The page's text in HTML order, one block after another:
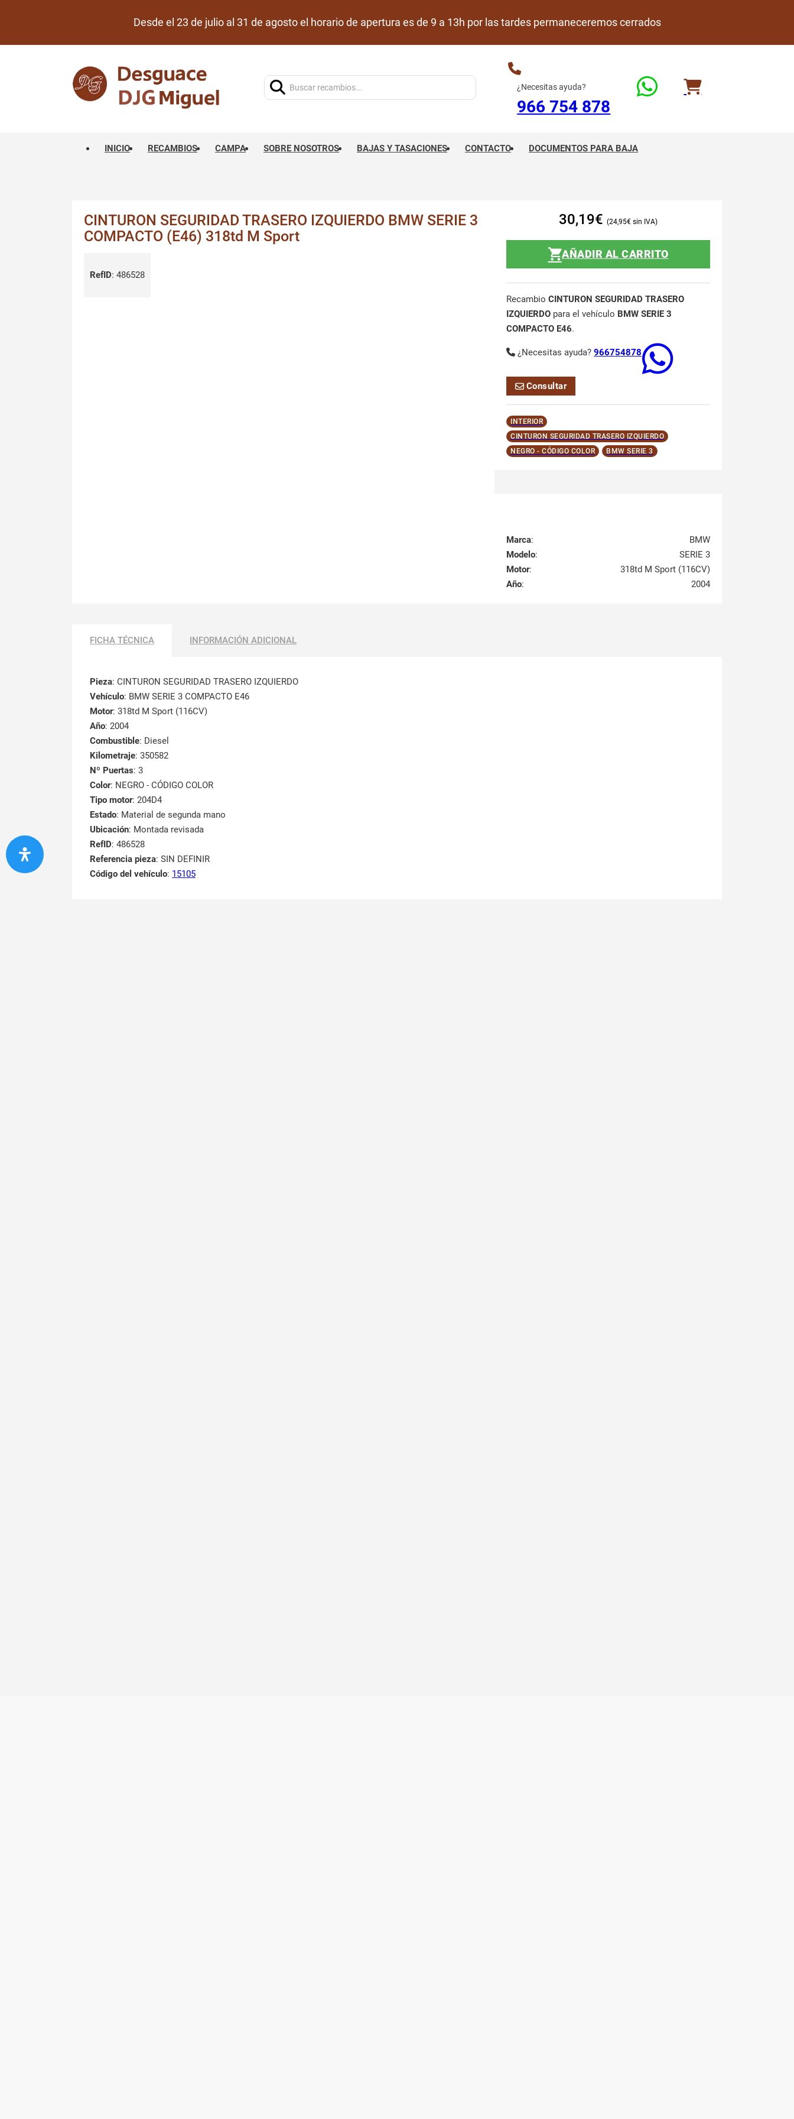
Desde el 23 de julio al 31 de agosto el horario de apertura es de 9 a 13h por las tardes permaneceremos cerrados
¿Necesitas ayuda?
966 754 878
INICIO RECAMBIOS CAMPA SOBRE NOSOTROS BAJAS Y TASACIONES CONTACTO DOCUMENTOS PARA BAJA
CINTURON SEGURIDAD TRASERO IZQUIERDO BMW SERIE 3
COMPACTO (E46) 318td M Sport
RefID: 486528
30,19€ 24,95€
AÑADIR AL CARRITO
Recambio CINTURON SEGURIDAD TRASERO
IZQUIERDO para el vehículo BMW SERIE 3
COMPACTO E46.
¿Necesitas ayuda? 966754878
Consultar
INTERIOR
CINTURON SEGURIDAD TRASERO IZQUIERDO
NEGRO - CÓDIGO COLOR
BMW SERIE 3
Marca:
BMW
Modelo:
SERIE 3
Motor:
318td M Sport (116CV)
Año: 2004
FICHA TÉCNICA INFORMACIÓN ADICIONAL
Pieza: CINTURON SEGURIDAD TRASERO IZQUIERDO
Vehículo: BMW SERIE 3 COMPACTO E46
Motor: 318td M Sport (116CV)
Año: 2004
Combustible: Diesel
Kilometraje: 350582
Nº Puertas: 3
Color: NEGRO - CÓDIGO COLOR
Tipo motor: 204D4
Estado: Material de segunda mano
Ubicación: Montada revisada
RefID: 486528
Referencia pieza: SIN DEFINIR
Código del vehículo: 15105